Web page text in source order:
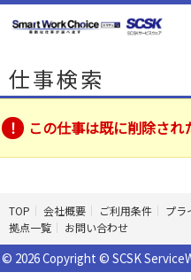
仕事検索
この仕事は既に削除され
TOP 会社概要 ご利用条件 プラ
拠点一覧
お問い合わせ
© 2026 Copyright © SCSK